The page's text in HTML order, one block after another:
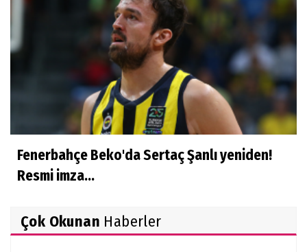
Fenerbahçe Beko'da Sertaç Şanlı yeniden!
Resmi imza...
Çok Okunan Haberler